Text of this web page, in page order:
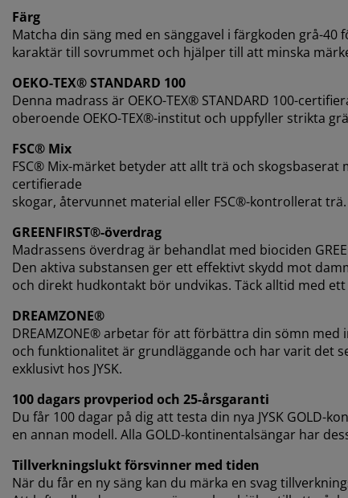
Färg
Matcha din säng med en sänggavel i färgkoden grå-
karaktär till sovrummet och hjälper till att minska
OEKO-TEX® STANDARD 100
Denna madrass är OEKO-TEX® STANDARD 100-
oberoende OEKO-TEX®-institut och uppfyller strikta
FSC® Mix
FSC® Mix-märket betyder att allt trä och
certifierade
skogar, återvunnet material eller FSC®-kontrollerat trä.
GREENFIRST®-överdrag
Madrassens överdrag är behandlat med biociden
Den aktiva substansen ger ett effektivt skydd mot
och direkt hudkontakt bör undvikas. Täck alltid med ett
DREAMZONE®
DREAMZONE® arbetar för att förbättra din sömn
och funktionalitet är grundläggande och har varit det
exklusivt hos JYSK.
100 dagars provperiod och 25-årsgaranti
Du får 100 dagar på dig att testa din nya JYSK GOLD-
en annan modell. Alla GOLD-kontinentalsängar har
Tillverkningslukt försvinner med tiden
När du får en ny säng kan du märka en svag